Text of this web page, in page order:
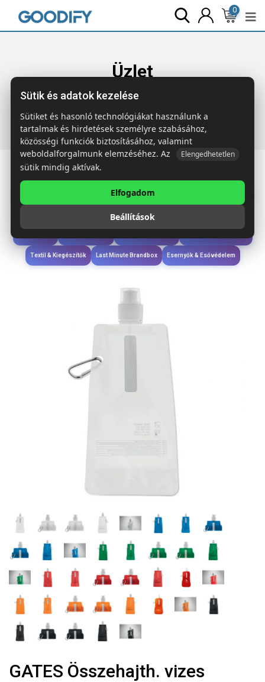
0
Üzlet
Főoldal Termékek Étkezés & Ivás
vizes palack 480ml
Étkezés & Ivás
Wellness & Ápolás
Textil & Kiegészítők Last Minute Brandbox Esernyők & Esővédelem
GATES Összehajth. vizes
Sütik és adatok kezelése
Sütiket és hasonló technológiákat használunk a
tartalmak és hirdetések személyre szabásához,
közösségi funkciók biztosításához, valamint
weboldalforgalmunk elemzéséhez. Az
Elengedhetetlen
sütik mindig aktívak.
Elfogadom
Beállítások